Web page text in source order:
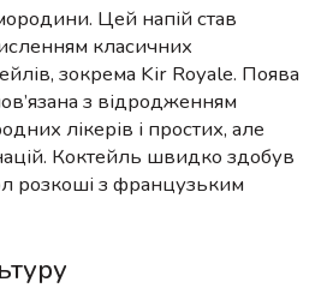
Цей напій став
класичних
зокрема Kir Royale. Поява
з відродженням
лікерів і простих, але
Коктейль швидко здобув
розкоші з французьким